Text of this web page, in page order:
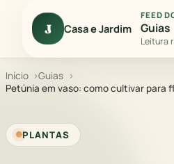
J Casa e Jardim
FEED
Guias
Leitura
Início
Guias
Petúnia em vaso: como cultivar para
PLANTAS